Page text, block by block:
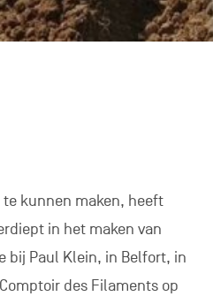
kunnen maken, heeft
in het maken van
bij Paul Klein, in Belfort, in
des Filaments op